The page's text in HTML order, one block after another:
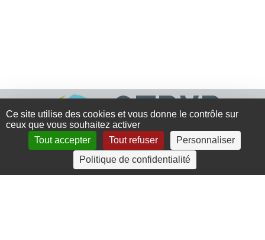
Ce site utilise des cookies et vous donne le contrôle sur
ceux que vous souhaitez activer
Tout accepter
Tout refuser
Personnaliser
Politique de confidentialité